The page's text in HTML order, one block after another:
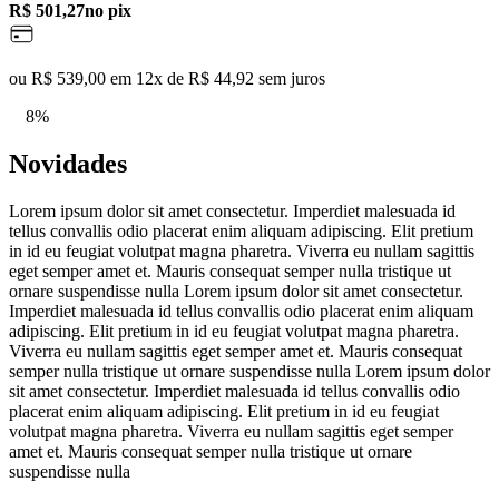
R$ 501,27no pix
ou R$ 539,00 em 12x de R$ 44,92 sem juros
8%
Novidades
Lorem ipsum dolor sit amet consectetur. Imperdiet malesuada id
tellus convallis odio placerat enim aliquam adipiscing. Elit pretium
in id eu feugiat volutpat magna pharetra. Viverra eu nullam sagittis
eget semper amet et. Mauris consequat semper nulla tristique ut
ornare suspendisse nulla Lorem ipsum dolor sit amet consectetur.
Imperdiet malesuada id tellus convallis odio placerat enim aliquam
adipiscing. Elit pretium in id eu feugiat volutpat magna pharetra.
Viverra eu nullam sagittis eget semper amet et. Mauris consequat
semper nulla tristique ut ornare suspendisse nulla Lorem ipsum dolor
sit amet consectetur. Imperdiet malesuada id tellus convallis odio
placerat enim aliquam adipiscing. Elit pretium in id eu feugiat
volutpat magna pharetra. Viverra eu nullam sagittis eget semper
amet et. Mauris consequat semper nulla tristique ut ornare
suspendisse nulla